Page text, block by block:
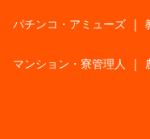
パチンコ・アミューズ |
マンション・寮管理人 |